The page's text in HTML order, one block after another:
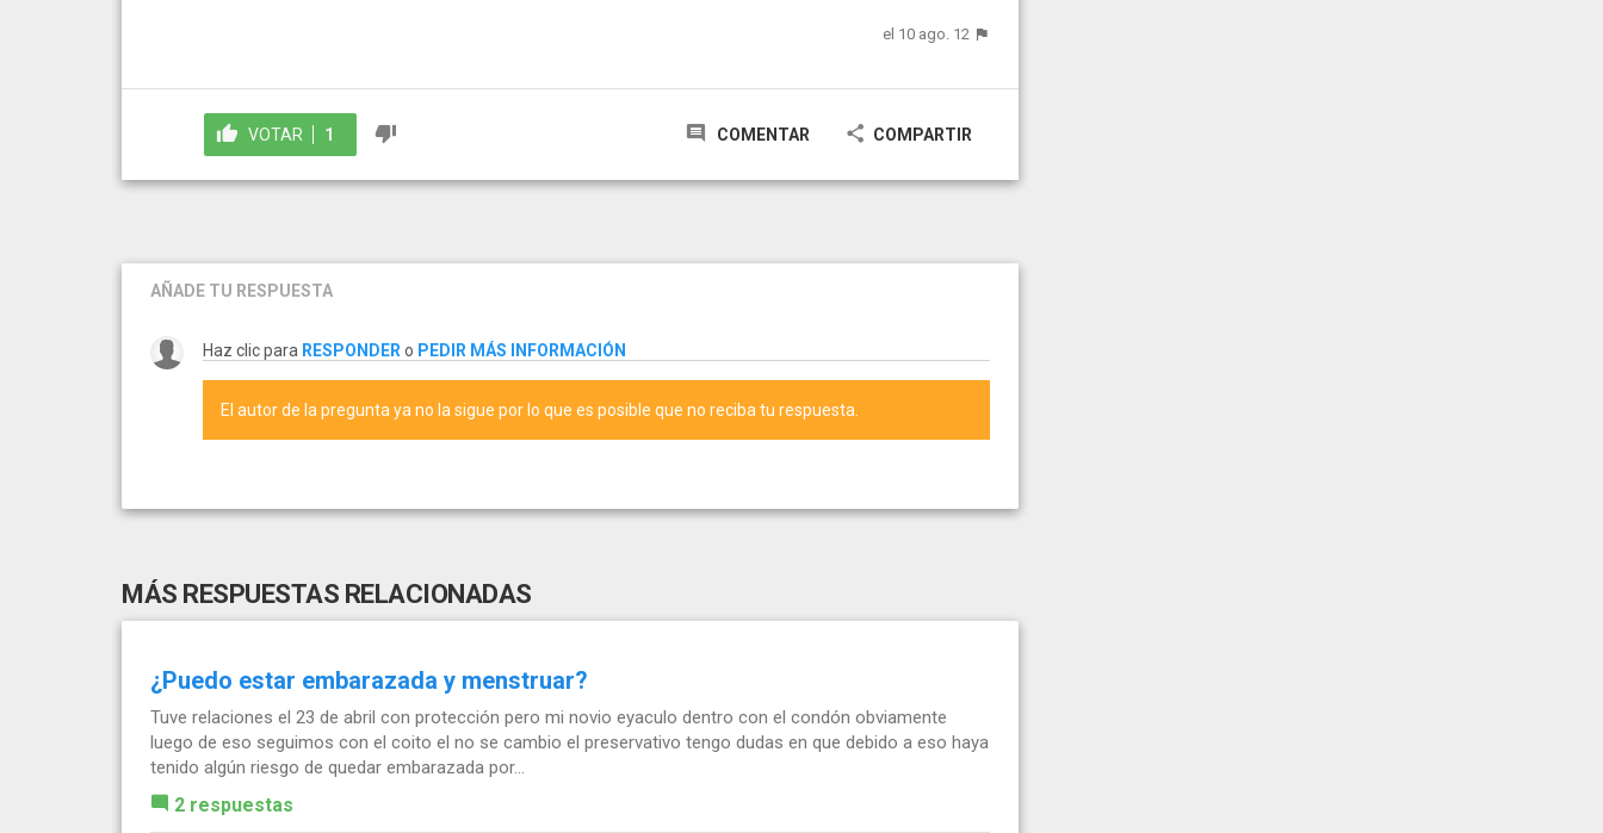
el 10 ago. 12
VOTAR 1 COMENTAR COMPARTIR
AÑADE TU RESPUESTA
Haz clic para RESPONDER o PEDIR MÁS INFORMACIÓN
El autor de la pregunta ya no la sigue por lo que es posible que no reciba tu respuesta.
MÁS RESPUESTAS RELACIONADAS
¿Puedo estar embarazada y menstruar?
Tuve relaciones el 23 de abril con protección pero mi novio eyaculo dentro con el condón obviamente
luego de eso seguimos con el coito el no se cambio el preservativo tengo dudas en que debido a eso haya
tenido algún riesgo de quedar embarazada por...
2 respuestas